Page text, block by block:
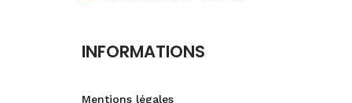
INFORMATIONS
Mentions légales